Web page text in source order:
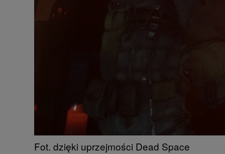
Fot. dzięki uprzejmości Dead Space